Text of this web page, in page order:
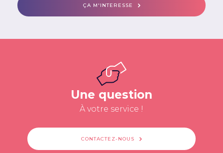
ÇA M'INTERESSE
Une question
À votre service !
CONTACTEZ-NOUS